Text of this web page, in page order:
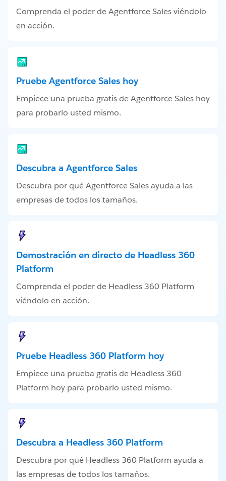
Comprenda el poder de Agentforce Sales viéndolo
en acción.
Pruebe Agentforce Sales hoy
Empiece una prueba gratis de Agentforce Sales hoy
para probarlo usted mismo.
Descubra a Agentforce Sales
Descubra por qué Agentforce Sales ayuda a las
empresas de todos los tamaños.
Demostración en directo de Headless 360
Platform
Comprenda el poder de Headless 360 Platform
viéndolo en acción.
Pruebe Headless 360 Platform hoy
Empiece una prueba gratis de Headless 360
Platform hoy para probarlo usted mismo.
Descubra a Headless 360 Platform
Descubra por qué Headless 360 Platform ayuda a
las empresas de todos los tamaños.